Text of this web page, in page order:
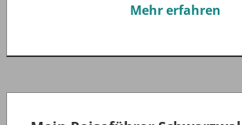
Mehr erfahren